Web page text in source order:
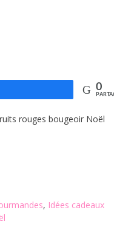
0
rouges bougeoir Noël
, Idées cadeaux